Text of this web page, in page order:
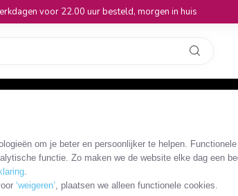
om je beter en persoonlijker te helpen.
functie. Zo maken we de website elke dag een
.
‘weigeren’, plaatsen we alleen functionele cookies.
voor 22.00 uur besteld, morgen in huis